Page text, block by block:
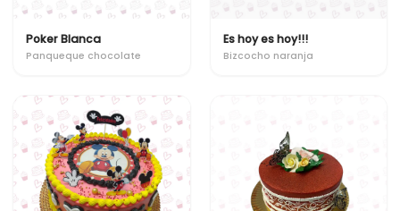
Poker Blanca
Panqueque chocolate
Es hoy es hoy!!!
Bizcocho naranja